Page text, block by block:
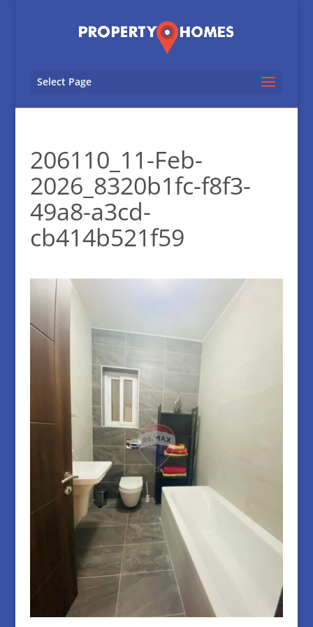
Select Page
206110_11-Feb-
2026_8320b1fc-f8f3-
49a8-a3cd-
cb414b521f59